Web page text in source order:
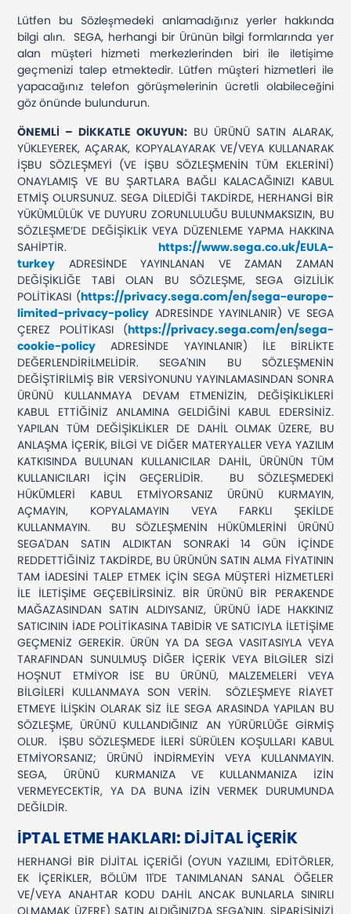
Lütfen bu Sözleşmedeki anlamadığınız yerler hakkında
bilgi alın. SEGA, herhangi bir Ürünün bilgi formlarında yer
alan müşteri hizmeti merkezlerinden biri ile iletişime
geçmenizi talep etmektedir. Lütfen müşteri hizmetleri ile
yapacağınız telefon görüşmelerinin ücretli olabileceğini
göz önünde bulundurun.
ÖNEMLİ – DİKKATLE OKUYUN: BU ÜRÜNÜ SATIN ALARAK,
YÜKLEYEREK, AÇARAK, KOPYALAYARAK VE/VEYA KULLANARAK
İŞBU SÖZLEŞMEYİ (VE İŞBU SÖZLEŞMENİN TÜM EKLERİNİ)
ONAYLAMIŞ VE BU ŞARTLARA BAĞLI KALACAĞINIZI KABUL
ETMİŞ OLURSUNUZ. SEGA DİLEDİĞİ TAKDİRDE, HERHANGİ BİR
YÜKÜMLÜLÜK VE DUYURU ZORUNLULUĞU BULUNMAKSIZIN, BU
SÖZLEŞME’DE DEĞİŞİKLİK VEYA DÜZENLEME YAPMA HAKKINA
SAHİPTİR. https://www.sega.co.uk/EULA-
turkey ADRESİNDE YAYINLANAN VE ZAMAN ZAMAN
DEĞİŞİKLİĞE TABİ OLAN BU SÖZLEŞME, SEGA GİZLİLİK
POLİTİKASI (https://privacy.sega.com/en/sega-europe-
limited-privacy-policy ADRESİNDE YAYINLANIR) VE SEGA
ÇEREZ POLİTİKASI (https://privacy.sega.com/en/sega-
cookie-policy ADRESİNDE YAYINLANIR) İLE BİRLİKTE
DEĞERLENDİRİLMELİDİR. SEGA'NIN BU SÖZLEŞMENİN
DEĞİŞTİRİLMİŞ BİR VERSİYONUNU YAYINLAMASINDAN SONRA
ÜRÜNÜ KULLANMAYA DEVAM ETMENİZİN, DEĞİŞİKLİKLERİ
KABUL ETTİĞİNİZ ANLAMINA GELDİĞİNİ KABUL EDERSİNİZ.
YAPILAN TÜM DEĞİŞİKLİKLER DE DAHİL OLMAK ÜZERE, BU
ANLAŞMA İÇERİK, BİLGİ VE DİĞER MATERYALLER VEYA YAZILIM
KATKISINDA BULUNAN KULLANICILAR DAHİL, ÜRÜNÜN TÜM
KULLANICILARI İÇİN GEÇERLİDİR. BU SÖZLEŞMEDEKİ
HÜKÜMLERİ KABUL ETMİYORSANIZ ÜRÜNÜ KURMAYIN,
AÇMAYIN, KOPYALAMAYIN VEYA FARKLI ŞEKİLDE
KULLANMAYIN. BU SÖZLEŞMENİN HÜKÜMLERİNİ ÜRÜNÜ
SEGA'DAN SATIN ALDIKTAN SONRAKİ 14 GÜN İÇİNDE
REDDETTİĞİNİZ TAKDİRDE, BU ÜRÜNÜN SATIN ALMA FİYATININ
TAM İADESİNİ TALEP ETMEK İÇİN SEGA MÜŞTERİ HİZMETLERİ
İLE İLETİŞİME GEÇEBİLİRSİNİZ. BİR ÜRÜNÜ BİR PERAKENDE
MAĞAZASINDAN SATIN ALDIYSANIZ, ÜRÜNÜ İADE HAKKINIZ
SATICININ İADE POLİTİKASINA TABİDİR VE SATICIYLA İLETİŞİME
GEÇMENİZ GEREKİR. ÜRÜN YA DA SEGA VASITASIYLA VEYA
TARAFINDAN SUNULMUŞ DİĞER İÇERİK VEYA BİLGİLER SİZİ
HOŞNUT ETMİYOR İSE BU ÜRÜNÜ, MALZEMELERİ VEYA
BİLGİLERİ KULLANMAYA SON VERİN. SÖZLEŞMEYE RİAYET
ETMEYE İLİŞKİN OLARAK SİZ İLE SEGA ARASINDA YAPILAN BU
SÖZLEŞME, ÜRÜNÜ KULLANDIĞINIZ AN YÜRÜRLÜĞE GİRMİŞ
OLUR. İŞBU SÖZLEŞMEDE İLERİ SÜRÜLEN KOŞULLARI KABUL
ETMİYORSANIZ; ÜRÜNÜ İNDİRMEYİN VEYA KULLANMAYIN.
SEGA, ÜRÜNÜ KURMANIZA VE KULLANMANIZA İZİN
VERMEYECEKTİR, YA DA BUNA İZİN VERMEK DURUMUNDA
DEĞİLDİR.
İPTAL ETME HAKLARI: DİJİTAL İÇERİK
HERHANGİ BİR DİJİTAL İÇERİĞİ (OYUN YAZILIMI, EDİTÖRLER,
EK İÇERİKLER, BÖLÜM 11'DE TANIMLANAN SANAL ÖĞELER
VE/VEYA ANAHTAR KODU DAHİL ANCAK BUNLARLA SINIRLI
OLMAMAK ÜZERE) SATIN ALDIĞINIZDA SEGA'NIN, SİPARİŞİNİZİ